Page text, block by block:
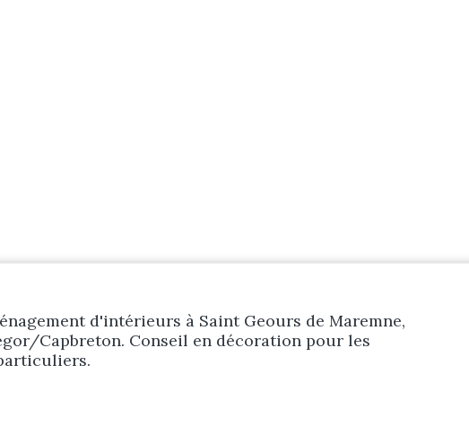
Contact
d'intérieurs à Saint Geours de Maremne,
Capbreton. Conseil en décoration pour les